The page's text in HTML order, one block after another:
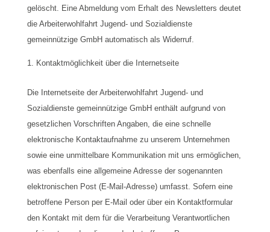
gelöscht. Eine Abmeldung vom Erhalt des Newsletters deutet
die Arbeiterwohlfahrt Jugend- und Sozialdienste
gemeinnützige GmbH automatisch als Widerruf.
Kontaktmöglichkeit über die Internetseite
Die Internetseite der Arbeiterwohlfahrt Jugend- und
Sozialdienste gemeinnützige GmbH enthält aufgrund von
gesetzlichen Vorschriften Angaben, die eine schnelle
elektronische Kontaktaufnahme zu unserem Unternehmen
sowie eine unmittelbare Kommunikation mit uns ermöglichen,
was ebenfalls eine allgemeine Adresse der sogenannten
elektronischen Post (E-Mail-Adresse) umfasst. Sofern eine
betroffene Person per E-Mail oder über ein Kontaktformular
den Kontakt mit dem für die Verarbeitung Verantwortlichen